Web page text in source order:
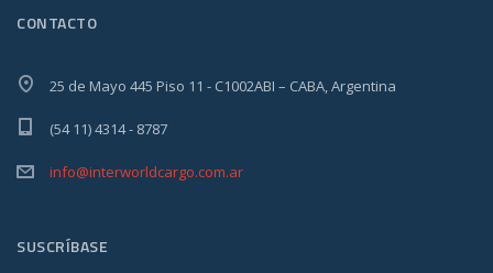
CONTACTO
25 de Mayo 445 Piso 11 - C1002ABI – CABA, Argentina
(54 11) 4314 - 8787
info@interworldcargo.com.ar
SUSCRÍBASE